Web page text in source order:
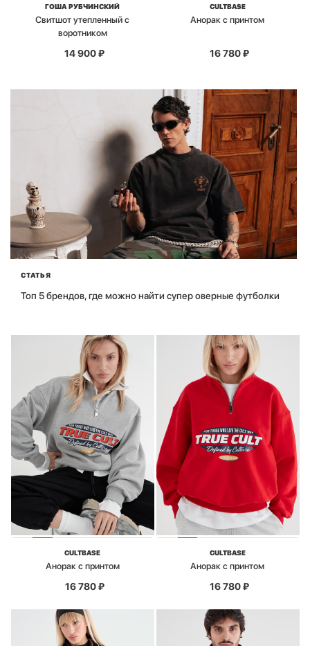
ГОША РУБЧИНСКИЙ
Свитшот утепленный с
воротником
14 900₽
CULTBASE
Анорак с принтом
16 780₽
СТАТЬЯ
Топ 5 брендов, где можно найти супер оверные футболки
CULTBASE
Анорак с принтом
16 780₽
CULTBASE
Анорак с принтом
16 780₽